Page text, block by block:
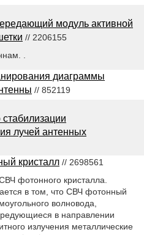
модуль активной
// 2206155
.
диаграммы
// 852119
стабилизации
лучей антенных
кристалл // 2698561
фотонного кристалла.
в том, что СВЧ фотонный
волновода,
в направлении
излучения металлические